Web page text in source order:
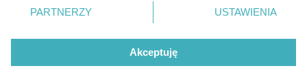
© 2026 wSzczecinie.pl
Created by GOD
prywatności znajdujący się w lewym dolnym rogu strony
. Niektóre rodzaje przetwarzania danych nie wymagają
takiemu przetwarzaniu. Preferencje będą miały
zastosowania tylko na tej witrynie.
PARTNERZY USTAWIENIA
Akceptuję